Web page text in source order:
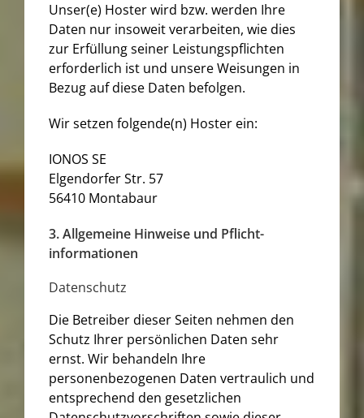
Unser(e) Hoster wird bzw. werden Ihre
Daten nur insoweit verarbeiten, wie dies
zur Erfüllung seiner Leistungspflichten
erforderlich ist und unsere Weisungen in
Bezug auf diese Daten befolgen.
Wir setzen folgende(n) Hoster ein:
IONOS SE
Elgendorfer Str. 57
56410 Montabaur
3. Allgemeine Hinweise und Pflicht­
informationen
Datenschutz
Die Betreiber dieser Seiten nehmen den
Schutz Ihrer persönlichen Daten sehr
ernst. Wir behandeln Ihre
personenbezogenen Daten vertraulich und
entsprechend den gesetzlichen